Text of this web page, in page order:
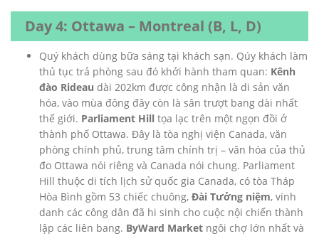
Day 4: Ottawa – Montreal (B, L, D)
Quý khách dùng bữa sáng tại khách sạn. Qúy khách làm
thủ tục trả phòng sau đó khởi hành tham quan: Kênh
đào Rideau dài 202km được công nhận là di sản văn
hóa, vào mùa đông đây còn là sân trượt bang dài nhất
thế giới. Parliament Hill tọa lạc trên một ngọn đồi ở
thành phố Ottawa. Đây là tòa nghị viện Canada, văn
phòng chính phủ, trung tâm chính trị – văn hóa của thủ
đo Ottawa nói riêng và Canada nói chung. Parliament
Hill thuộc di tích lịch sử quốc gia Canada, có tòa Tháp
Hòa Bình gồm 53 chiếc chuông, Đài Tưởng niệm, vinh
danh các công dân đã hi sinh cho cuộc nội chiến thành
lập các liên bang. ByWard Market ngôi chợ lớn nhất và